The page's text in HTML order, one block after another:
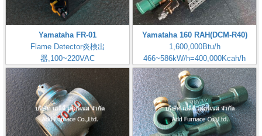
Yamataha FR-01
Flame Detector炎検出
器,100~220VAC
Check: Flame Rod
Yamataha 160 RAH(DCM-R40)
1,600,000Btu/h
466~586kW/h=400,000Kcah/h
Airheat:Max Temperature
400℃,750℉